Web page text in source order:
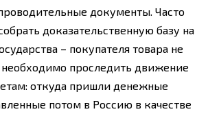
документы. Часто
доказательственную базу на
– покупателя товара не
необходимо проследить движение
откуда пришли денежные
потом в Россию в качестве